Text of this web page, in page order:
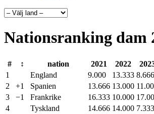
Nationsranking dam
# ↕︎ nation 2021 2022
1
England 9.000 13.333 8.666
2
+1 Spanien 13.666 13.000
3
−1 Frankrike 16.333 10.000
4
Tyskland 14.666 14.000 7.333